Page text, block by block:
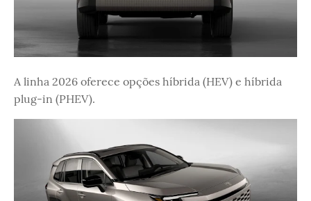
A linha 2026 oferece opções híbrida (HEV) e híbrida
plug-in (PHEV).